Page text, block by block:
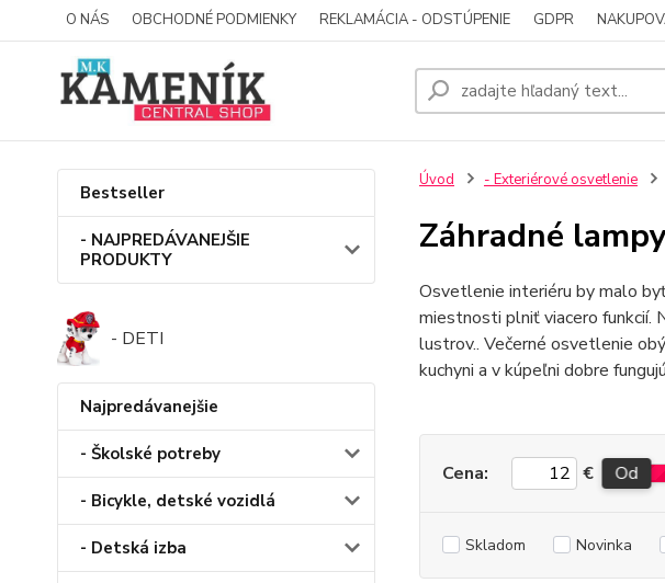
O NÁS OBCHODNÉ PODMIENKY REKLAMÁCIA - ODSTÚPENIE GDPR
Bestseller
- NAJPREDÁVANEJŠIE
PRODUKTY
- DETI
Najpredávanejšie
- Školské potreby
- Bicykle, detské vozidlá
- Detská izba
Úvod - Exteriérové osvetlenie
Záhradné
Osvetlenie interiéru by malo
miestnosti plniť viacero funkcií.
lustrov.. Večerné osvetlenie
kuchyni a v kúpeľni dobre
Cena: € Od
Skladom Novinka